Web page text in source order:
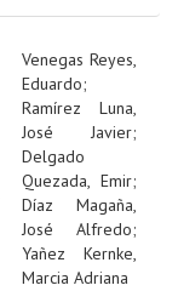
Venegas Reyes,
Eduardo;
Ramírez Luna,
José Javier;
Delgado
Quezada, Emir;
Díaz Magaña,
José Alfredo;
Yañez Kernke,
Marcia Adriana